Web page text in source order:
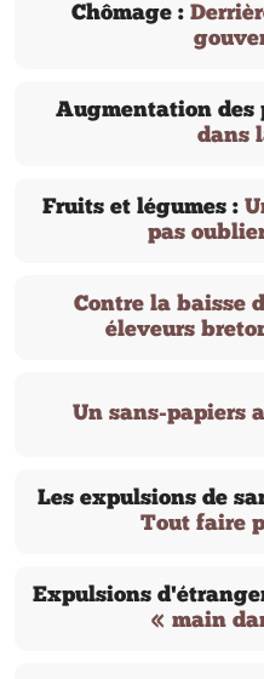
Chômage :
Augmentation des
dans
Fruits et légumes :
pas
Contre la baisse
éleveurs
Un sans-papiers
Les expulsions de
Tout faire
Expulsions
« main